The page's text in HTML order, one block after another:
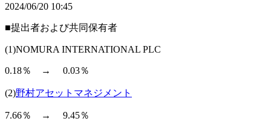
2024/06/20 10:45
■提出者および共同保有者
(1)NOMURA INTERNATIONAL PLC
0.18％ → 0.03％
(2)野村アセットマネジメント
7.66％ → 9.45％